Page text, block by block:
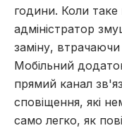
години. Коли таке
адміністратор
заміну,
Мобільний
прямий канал
сповіщення, які
само легко, як